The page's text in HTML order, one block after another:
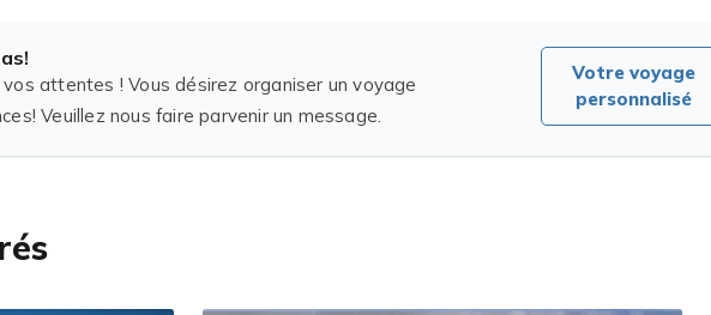
attentes ! Vous désirez organiser un voyage
Veuillez nous faire parvenir un message.
Votre voyage
personnalisé